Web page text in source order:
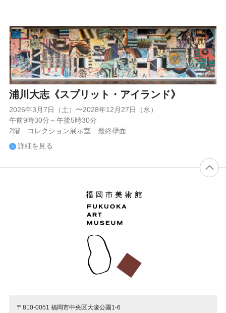
浦川大志《スプリット・アイランド》
2026年3月7日（土）〜2028年12月27日（水）
午前9時30分～午後5時30分
2階 コレクション展示室 最終壁面
詳細を見る
〒810-0051 福岡市中央区大濠公園1-6